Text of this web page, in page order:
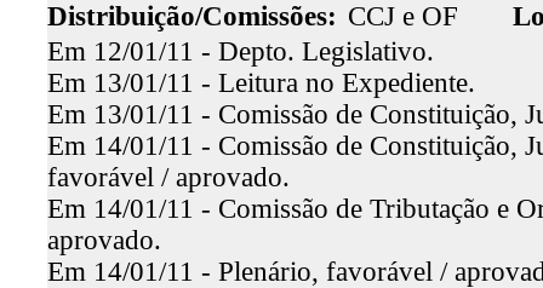
Distribuição/Comissões: CCJ e OF
Em 12/01/11 - Depto. Legislativo.
Em 13/01/11 - Leitura no Expediente.
Em 13/01/11 - Comissão de Constituição,
Em 14/01/11 - Comissão de Constituição,
favorável / aprovado.
Em 14/01/11 - Comissão de Tributação e
aprovado.
Em 14/01/11 - Plenário, favorável /